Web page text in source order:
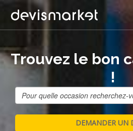
Trouvez le bon
!